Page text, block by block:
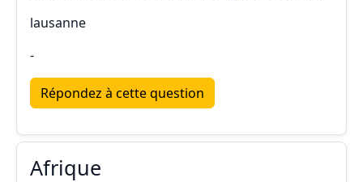
lausanne
-
Répondez à cette question
Afrique